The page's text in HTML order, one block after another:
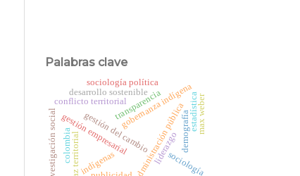
Palabras clave
administración pública
transparencia
liderazgo
gestión del cambio
gestión empresarial
gobernanza indígena
conflicto territorial
desarrollo sostenible
paz territorialindígenas
colombia
sociología
sociología política
demografíaestadística
investigación social max weber